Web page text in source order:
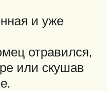
и уже
отравился,
или скушав